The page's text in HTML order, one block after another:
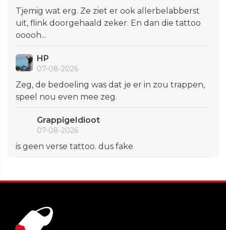
Tjemig wat erg. Ze ziet er ook allerbelabberst
uit, flink doorgehaald zeker. En dan die tattoo
ooooh...
HP
07-08-2026
Zeg, de bedoeling was dat je er in zou trappen,
speel nou even mee zeg.
GrappigeIdioot
07-08-2026
is geen verse tattoo. dus fake